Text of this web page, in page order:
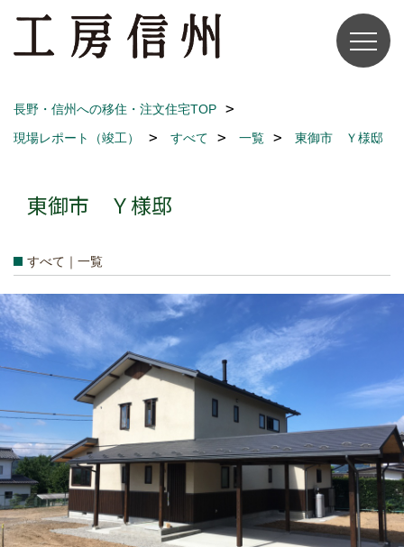
長野・信州への移住・注文住宅TOP
現場レポート（竣工）
すべて 一覧 東御市 Ｙ様邸
東御市 Ｙ様邸
すべて｜一覧